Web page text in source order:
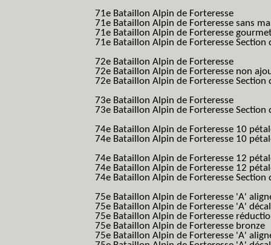
71e Bataillon Alpin de Forteresse
71e Bataillon Alpin de Forteresse sans
71e Bataillon Alpin de Forteresse
71e Bataillon Alpin de Forteresse
72e Bataillon Alpin de Forteresse
72e Bataillon Alpin de Forteresse non
72e Bataillon Alpin de Forteresse
73e Bataillon Alpin de Forteresse
73e Bataillon Alpin de Forteresse
74e Bataillon Alpin de Forteresse 10
74e Bataillon Alpin de Forteresse 10
74e Bataillon Alpin de Forteresse 12
74e Bataillon Alpin de Forteresse 12
74e Bataillon Alpin de Forteresse
75e Bataillon Alpin de Forteresse 'A'
75e Bataillon Alpin de Forteresse 'A'
75e Bataillon Alpin de Forteresse
75e Bataillon Alpin de Forteresse bronze
75e Bataillon Alpin de Forteresse 'A'